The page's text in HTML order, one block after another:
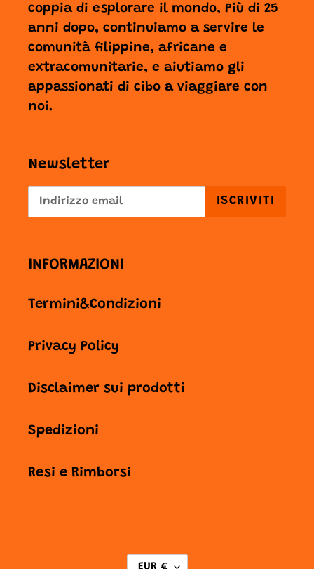
coppia di esplorare il mondo, Più di 25
anni dopo, continuiamo a servire le
comunità filippine, africane e
extracomunitarie, e aiutiamo gli
appassionati di cibo a viaggiare con
noi.
Newsletter
ISCRIVITI
INFORMAZIONI
Termini&Condizioni
Privacy Policy
Disclaimer sui prodotti
Spedizioni
Resi e Rimborsi
EUR €